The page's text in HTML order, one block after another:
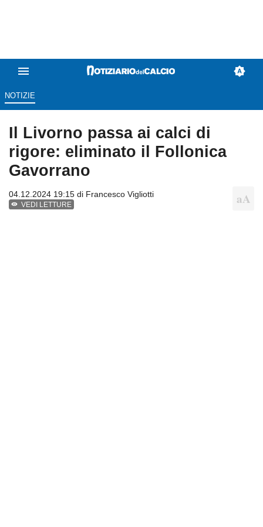
NOTIZIE
Il Livorno passa ai calci di
rigore: eliminato il Follonica
Gavorrano
04.12.2024 19:15 di Francesco Vigliotti
VEDI LETTURE